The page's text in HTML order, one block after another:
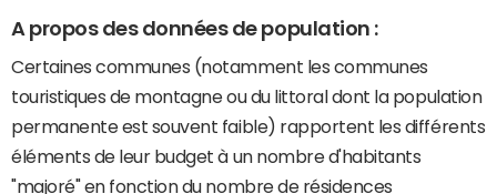
A propos des données de population :
Certaines communes (notamment les communes
touristiques de montagne ou du littoral dont la population
permanente est souvent faible) rapportent les différents
éléments de leur budget à un nombre d'habitants
"majoré" en fonction du nombre de résidences